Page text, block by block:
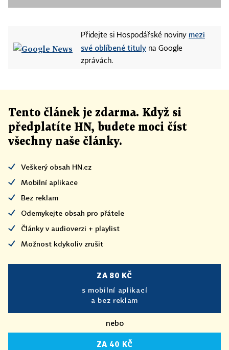
Přidejte si Hospodářské noviny mezi
své oblíbené tituly na Google
zprávách.
Tento článek je zdarma. Když si
předplatíte HN, budete moci číst
všechny naše články.
Veškerý obsah HN.cz
Mobilní aplikace
Bez reklam
Odemykejte obsah pro přátele
Články v audioverzi + playlist
Možnost kdykoliv zrušit
ZA 80 KČ
s mobilní aplikací
a bez reklam
nebo
ZA 40 KČ